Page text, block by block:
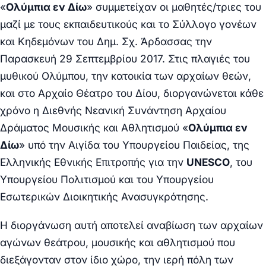
«Ολύμπια εν Δίω» συμμετείχαν οι μαθητές/τριες του
μαζί με τους εκπαιδευτικούς και το Σύλλογο γονέων
και Κηδεμόνων του Δημ. Σχ. Άρδασσας την
Παρασκευή 29 Σεπτεμβρίου 2017. Στις πλαγιές του
μυθικού Ολύμπου, την κατοικία των αρχαίων θεών,
και στο Αρχαίο Θέατρο του Δίου, διοργανώνεται κάθε
χρόνο η Διεθνής Νεανική Συνάντηση Αρχαίου
Δράματος Μουσικής και Αθλητισμού «Ολύμπια εν
Δίω» υπό την Αιγίδα του Υπουργείου Παιδείας, της
Ελληνικής Εθνικής Επιτροπής για την UNESCO, του
Υπουργείου Πολιτισμού και του Υπουργείου
Εσωτερικών Διοικητικής Ανασυγκρότησης.
Η διοργάνωση αυτή αποτελεί αναβίωση των αρχαίων
αγώνων θεάτρου, μουσικής και αθλητισμού που
διεξάγονταν στον ίδιο χώρο, την ιερή πόλη των